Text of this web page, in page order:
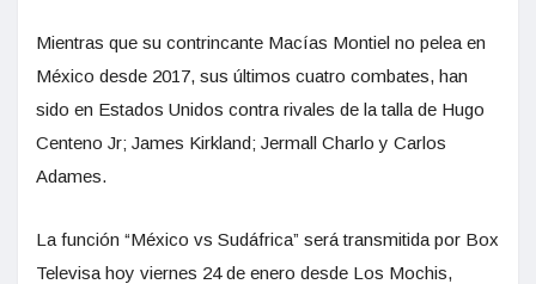
Mientras que su contrincante Macías Montiel no pelea en
México desde 2017, sus últimos cuatro combates, han
sido en Estados Unidos contra rivales de la talla de Hugo
Centeno Jr; James Kirkland; Jermall Charlo y Carlos
Adames.
La función “México vs Sudáfrica” será transmitida por Box
Televisa hoy viernes 24 de enero desde Los Mochis,